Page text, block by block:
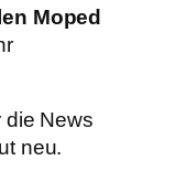
Moped
die News
neu.